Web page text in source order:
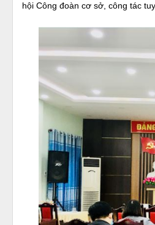
hội Công đoàn cơ sở, công tác